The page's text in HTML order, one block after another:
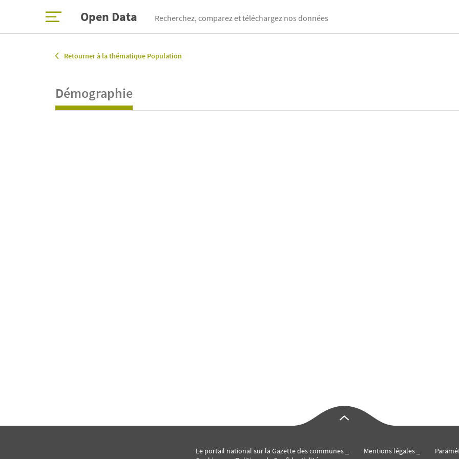
Open Data Recherchez, comparez et téléchargez nos données
Retourner à la thématique Population
Démographie
Le portail national sur la Gazette des communes Mentions légales